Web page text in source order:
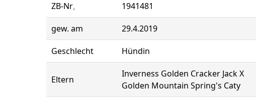
ZB-Nr. 1941481
gew. am 29.4.2019
Geschlecht Hündin
Eltern
Inverness Golden Cracker Jack X
Golden Mountain Spring's Caty